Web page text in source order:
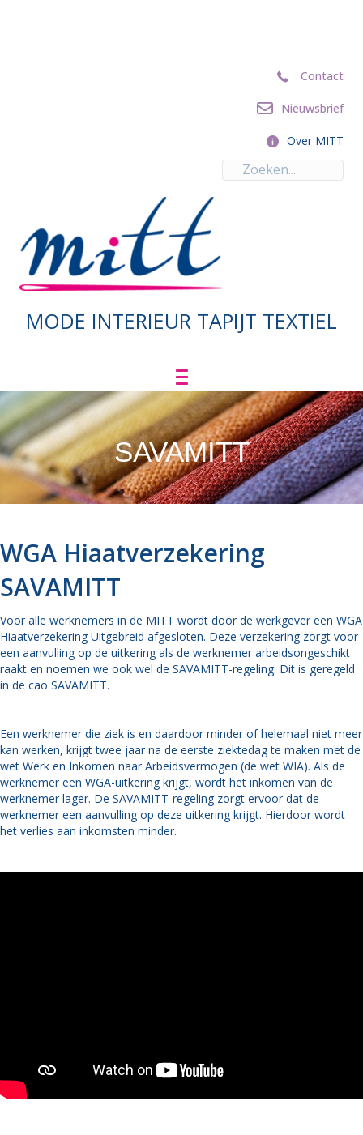
ContactContact
Nieuwsbrief
Nieuwsbrief
Over MITT
Over MITT
MODE INTERIEUR TAPIJT TEXTIEL
SAVAMITT
WGA Hiaatverzekering
SAVAMITT
Voor alle werknemers in de MITT wordt door de werkgever een WGA
Hiaatverzekering Uitgebreid afgesloten. Deze verzekering zorgt voor
een aanvulling op de uitkering als de werknemer arbeidsongeschikt
raakt en noemen we ook wel de SAVAMITT-regeling. Dit is geregeld
in de cao SAVAMITT.
Een werknemer die ziek is en daardoor minder of helemaal niet meer
kan werken, krijgt twee jaar na de eerste ziektedag te maken met de
wet Werk en Inkomen naar Arbeidsvermogen (de wet WIA). Als de
werknemer een WGA-uitkering krijgt, wordt het inkomen van de
werknemer lager. De SAVAMITT-regeling zorgt ervoor dat de
werknemer een aanvulling op deze uitkering krijgt. Hierdoor wordt
het verlies aan inkomsten minder.